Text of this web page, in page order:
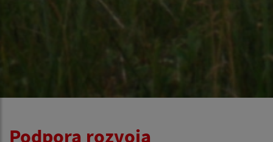
Podpora rozvoja